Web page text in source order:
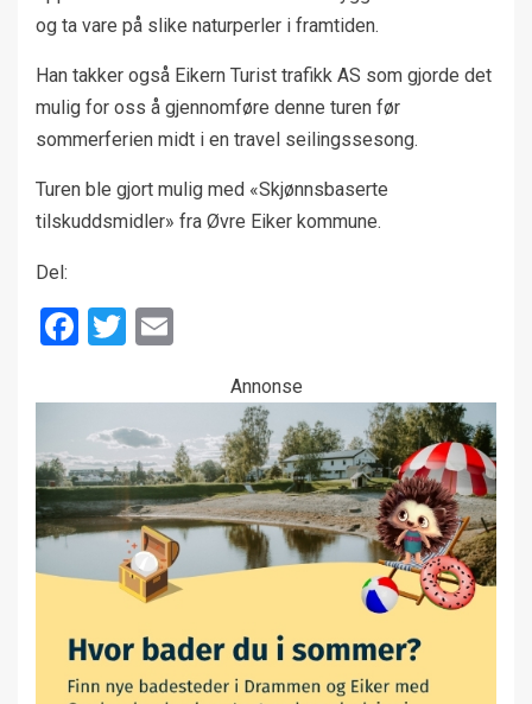
og ta vare på slike naturperler i framtiden.
Han takker også Eikern Turist trafikk AS som gjorde det
mulig for oss å gjennomføre denne turen før
sommerferien midt i en travel seilingssesong.
Turen ble gjort mulig med «Skjønnsbaserte
tilskuddsmidler» fra Øvre Eiker kommune.
Del:
Facebook
Twitter
Annonse